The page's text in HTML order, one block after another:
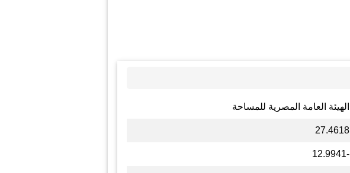
الهيئة العامة المصرية للمساحة
27.4618
-12.9941